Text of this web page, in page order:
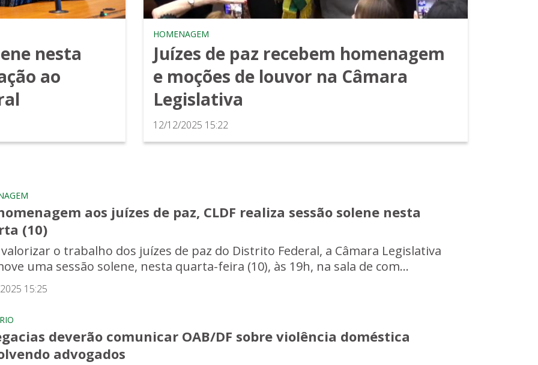
nesta
ao
HOMENAGEM
Juízes de paz recebem homenagem
e moções de louvor na Câmara
Legislativa
12/12/2025 15:22
aos juízes de paz, CLDF realiza sessão solene nesta
(10)
o trabalho dos juízes de paz do Distrito Federal, a Câmara Legislativa
uma sessão solene, nesta quarta-feira (10), às 19h, na sala de com...
15:25
deverão comunicar OAB/DF sobre violência doméstica
advogados